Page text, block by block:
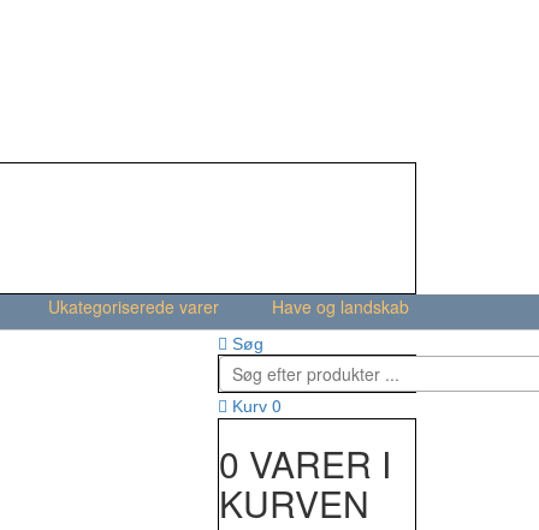
Ukategoriserede varer Have og landskab
Søg
Kurv 0
0 VARER I
KURVEN